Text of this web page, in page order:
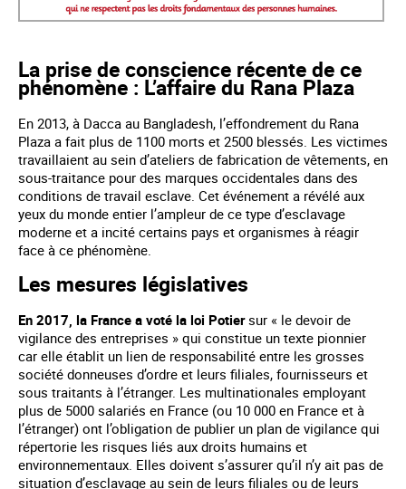
La prise de conscience récente de ce
phénomène : L’affaire du Rana Plaza
En 2013, à Dacca au Bangladesh, l’effondrement du Rana
Plaza a fait plus de 1100 morts et 2500 blessés. Les victimes
travaillaient au sein d’ateliers de fabrication de vêtements, en
sous-traitance pour des marques occidentales dans des
conditions de travail esclave. Cet événement a révélé aux
yeux du monde entier l’ampleur de ce type d’esclavage
moderne et a incité certains pays et organismes à réagir
face à ce phénomène.
Les mesures législatives
En 2017, la France a voté la loi Potiersur « le devoir de
vigilance des entreprises » qui constitue un texte pionnier
car elle établit un lien de responsabilité entre les grosses
société donneuses d’ordre et leurs filiales, fournisseurs et
sous traitants à l’étranger. Les multinationales employant
plus de 5000 salariés en France (ou 10 000 en France et à
l’étranger) ont l’obligation de publier un plan de vigilance qui
répertorie les risques liés aux droits humains et
environnementaux. Elles doivent s’assurer qu’il n’y ait pas de
situation d’esclavage au sein de leurs filiales ou de leurs